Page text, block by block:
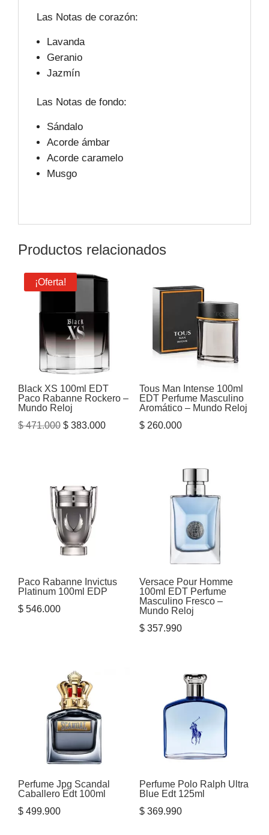
Las Notas de corazón:
Lavanda
Geranio
Jazmín
Las Notas de fondo:
Sándalo
Acorde ámbar
Acorde caramelo
Musgo
Productos relacionados
¡Oferta!
Black XS 100ml EDT
Paco Rabanne Rockero –
Mundo Reloj
$471.000 El
$ 471.000.
$ 383.000El
Tous Man Intense 100ml
EDT Perfume Masculino
Aromático – Mundo Reloj
$260.000
Paco Rabanne Invictus
Platinum 100ml EDP
$ 546.000
Versace Pour Homme
100ml EDT Perfume
Masculino Fresco –
Mundo Reloj
$357.990
Perfume Jpg Scandal
Caballero Edt 100ml
$ 499.900
Perfume Polo Ralph Ultra
Blue Edt 125ml
$369.990